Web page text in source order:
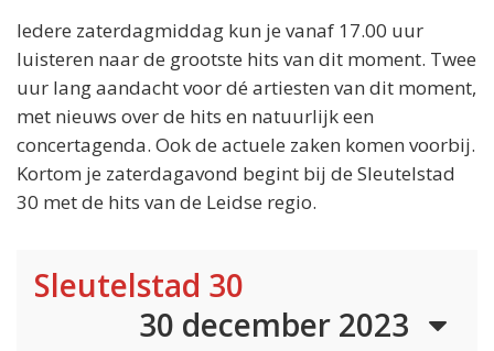
Iedere zaterdagmiddag kun je vanaf 17.00 uur
luisteren naar de grootste hits van dit moment. Twee
uur lang aandacht voor dé artiesten van dit moment,
met nieuws over de hits en natuurlijk een
concertagenda. Ook de actuele zaken komen voorbij.
Kortom je zaterdagavond begint bij de Sleutelstad
30 met de hits van de Leidse regio.
Sleutelstad 30
30 december 2023